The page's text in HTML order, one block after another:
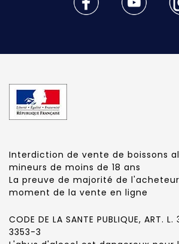
Interdiction de vente de boissons
mineurs de moins de 18 ans
La preuve de majorité de
moment de la vente en ligne
CODE DE LA SANTE PUBLIQUE, ART.
3353-3